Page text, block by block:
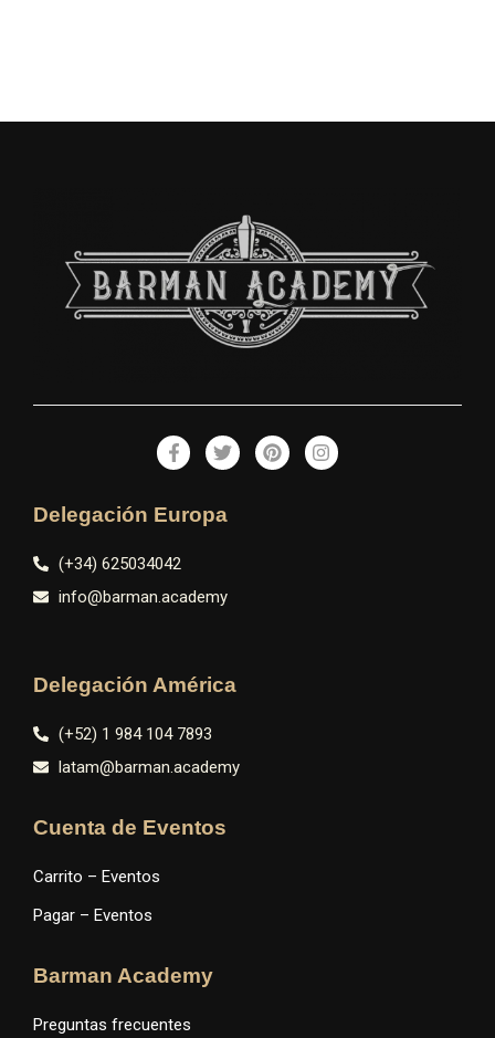
Delegación Europa
(+34) 625034042
info@barman.academy
Delegación América
(+52) 1 984 104 7893
latam@barman.academy
Cuenta de Eventos
Carrito – Eventos
Pagar – Eventos
Barman Academy
Preguntas frecuentes